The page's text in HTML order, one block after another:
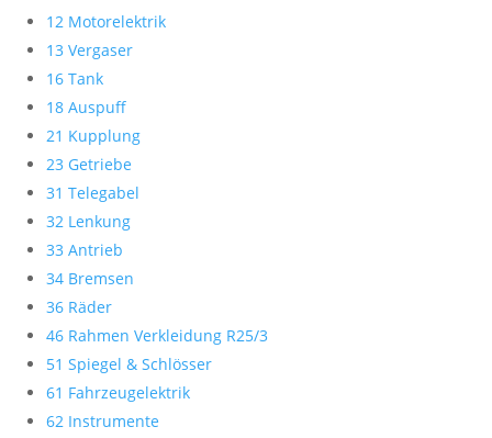
12 Motorelektrik
13 Vergaser
16 Tank
18 Auspuff
21 Kupplung
23 Getriebe
31 Telegabel
32 Lenkung
33 Antrieb
34 Bremsen
36 Räder
46 Rahmen Verkleidung R25/3
51 Spiegel & Schlösser
61 Fahrzeugelektrik
62 Instrumente